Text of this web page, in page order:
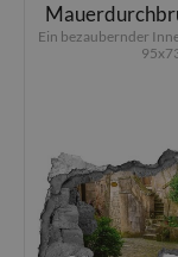
Ein bezaubernder